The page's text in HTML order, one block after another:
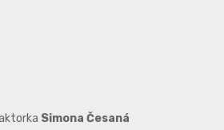
Simona Česaná